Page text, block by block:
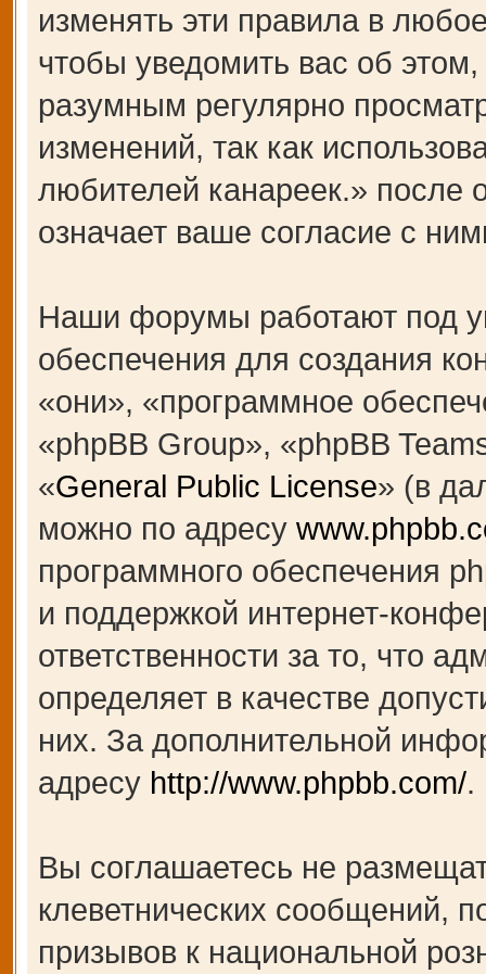
изменять эти правила в
чтобы уведомить вас об
разумным регулярно
изменений, так как
любителей канареек.» после
означает ваше согласие с
Наши форумы работают под
обеспечения для создания
«они», «программное
«phpBB Group», «phpBB
«General Public License» (в
можно по адресу
программного обеспечения
и поддержкой интернет-
ответственности за то, что
определяет в качестве
них. За дополнительной
адресу http://www.phpbb.com/.
Вы соглашаетесь не
клеветнических сообщений,
призывов к национальной